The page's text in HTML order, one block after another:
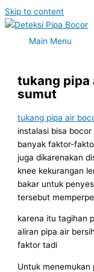
Skip to content
Main Menu
tukang pipa
sumut
tukang pipa air
instalasi bisa
banyak faktor-
juga dikarenakan
knee kekurangan
bakar untuk
tersebut
karena itu tagihan
aliran pipa air
faktor tadi
Untuk menemukan